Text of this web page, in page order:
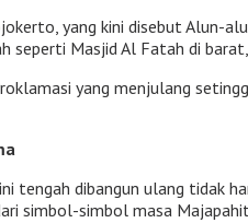
yang kini disebut Alun-
seperti Masjid Al Fatah di
yang menjulang
tengah dibangun ulang tidak
simbol-simbol masa